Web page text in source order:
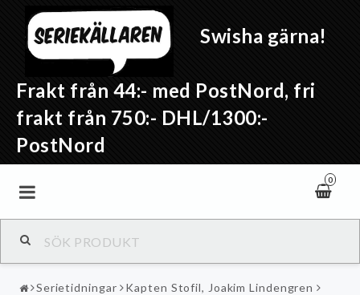
Swisha gärna!
Frakt från 44:- med PostNord, fri
frakt från 750:- DHL/1300:-
PostNord
0
Serietidningar
Kapten Stofil, Joakim Lindengren